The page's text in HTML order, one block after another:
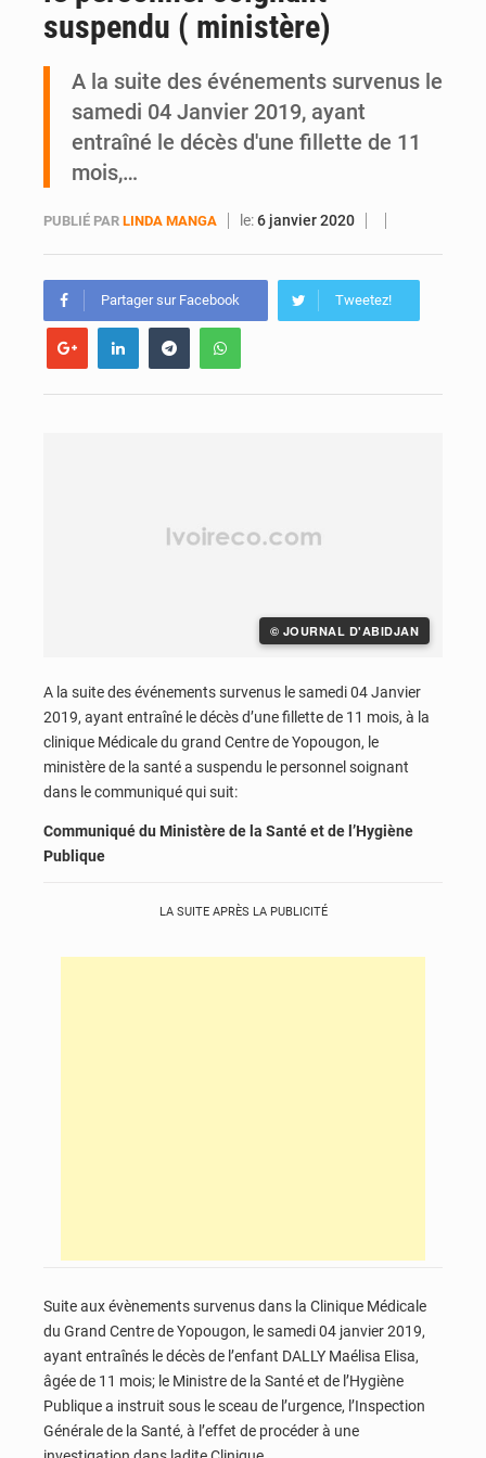
suspendu ( ministère)
A la suite des événements survenus le
samedi 04 Janvier 2019, ayant
entraîné le décès d'une fillette de 11
mois,…
PUBLIÉ PAR LINDA MANGA le:6 janvier 2020
Partager sur Facebook Tweetez!
© JOURNAL D'ABIDJAN
A la suite des événements survenus le samedi 04 Janvier
2019, ayant entraîné le décès d’une fillette de 11 mois, à la
clinique Médicale du grand Centre de Yopougon, le
ministère de la santé a suspendu le personnel soignant
dans le communiqué qui suit:
Communiqué du Ministère de la Santé et de l’Hygiène
Publique
LA SUITE APRÈS LA PUBLICITÉ
Suite aux évènements survenus dans la Clinique Médicale
du Grand Centre de Yopougon, le samedi 04 janvier 2019,
ayant entraînés le décès de l’enfant DALLY Maélisa Elisa,
âgée de 11 mois; le Ministre de la Santé et de l’Hygiène
Publique a instruit sous le sceau de l’urgence, l’Inspection
Générale de la Santé, à l’effet de procéder à une